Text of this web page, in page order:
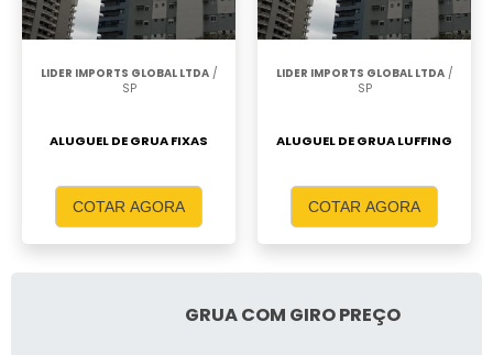
LIDER IMPORTS GLOBAL LTDA/
SP
ALUGUEL DE GRUA FIXAS
COTAR AGORA
LIDER IMPORTS GLOBAL LTDA/
SP
ALUGUEL DE GRUA LUFFING
COTAR AGORA
GRUA COM GIRO PREÇO